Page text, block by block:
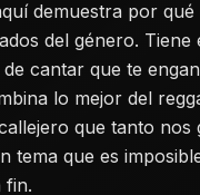
demuestra por
del género. Tiene
cantar que te
lo mejor del
que tanto nos
tema que es
fin.